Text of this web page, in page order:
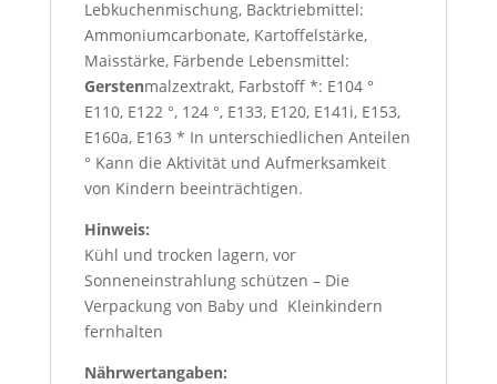
Lebkuchenmischung, Backtriebmittel:
Ammoniumcarbonate, Kartoffelstärke,
Maisstärke, Färbende Lebensmittel:
Gerstenmalzextrakt, Farbstoff *: E104 °
E110, E122 °, 124 °, E133, E120, E141i, E153,
E160a, E163 * In unterschiedlichen Anteilen
° Kann die Aktivität und Aufmerksamkeit
von Kindern beeinträchtigen.
Hinweis:
Kühl und trocken lagern, vor
Sonneneinstrahlung schützen – Die
Verpackung von Baby und Kleinkindern
fernhalten
Nährwertangaben: